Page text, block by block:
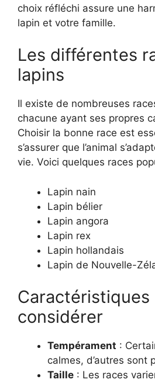
choix réfléchi assure une
lapin et votre famille.
Les différentes
lapins
Il existe de nombreuses
chacune ayant ses propres
Choisir la bonne race est
s’assurer que l’animal
vie. Voici quelques races
Lapin nain
Lapin bélier
Lapin angora
Lapin rex
Lapin hollandais
Lapin de Nouvelle-
Caractéristiques
considérer
Tempérament :
calmes, d’autres sont
Taille : Les races